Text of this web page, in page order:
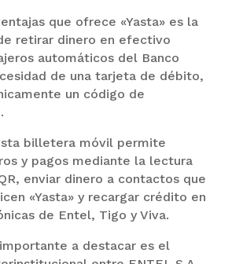
que ofrece «Yasta» es la
retirar dinero en efectivo
automáticos del Banco
de una tarjeta de débito,
un código de
billetera móvil permite
y pagos mediante la lectura
enviar dinero a contactos que
«Yasta» y recargar crédito en
de Entel, Tigo y Viva.
a destacar es el